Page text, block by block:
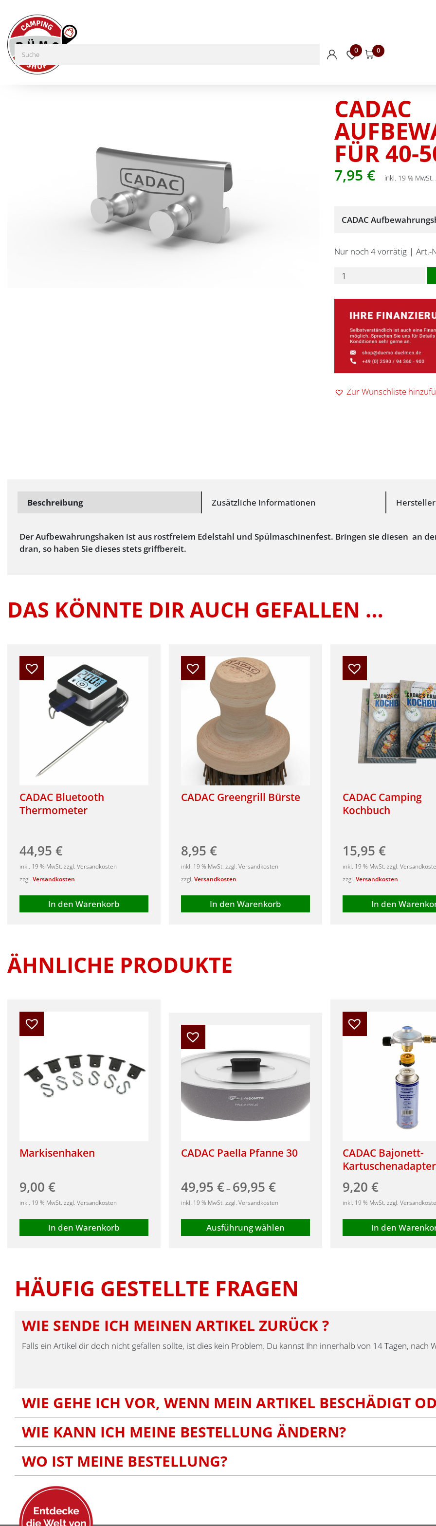
0 0
CADAC
FÜR 40-
7,95 € inkl. 19 % MwSt.
CADAC
Nur noch 4 vorrätig
Art.-
CADAC
für
50cm
Menge
Zur Wunschliste
Beschreibung Zusätzliche Informationen
Der Aufbewahrungshaken ist aus rostfreiem Edelstahl und Spülmaschinenfest. Bringen sie diesen an
dran, so haben Sie dieses stets griffbereit.
DAS KÖNNTE DIR AUCH GEFALLEN …
CADAC Bluetooth
Thermometer
44,95 €
inkl. 19 % MwSt. zzgl. Versandkosten
zzgl. Versandkosten
In den Warenkorb
CADAC Greengrill Bürste
8,95 €
inkl. 19 % MwSt. zzgl. Versandkosten
zzgl. Versandkosten
In den Warenkorb
CADAC Camping
Kochbuch
15,95 €
inkl. 19 % MwSt. zzgl.
zzgl. Versandkosten
In den
ÄHNLICHE PRODUKTE
Markisenhaken
9,00 €
inkl. 19 % MwSt. zzgl. Versandkosten
In den Warenkorb
CADAC Paella Pfanne 30
49,95 €– 69,95 €
inkl. 19 % MwSt. zzgl. Versandkosten
Ausführung wählen
Varianten
Optionen
auf
gewählt
werden
CADAC Bajonett-
Kartuschenadapter
9,20 €
inkl. 19 % MwSt. zzgl.
In den
HÄUFIG GESTELLTE FRAGEN
WIE SENDE ICH MEINEN ARTIKEL ZURÜCK ?
Falls ein Artikel dir doch nicht gefallen sollte, ist dies kein Problem. Du kannst Ihn innerhalb von 14 Tagen, nach
WIE GEHE ICH VOR, WENN MEIN ARTIKEL BESCHÄDIGT
WIE KANN ICH MEINE BESTELLUNG ÄNDERN?
WO IST MEINE BESTELLUNG?